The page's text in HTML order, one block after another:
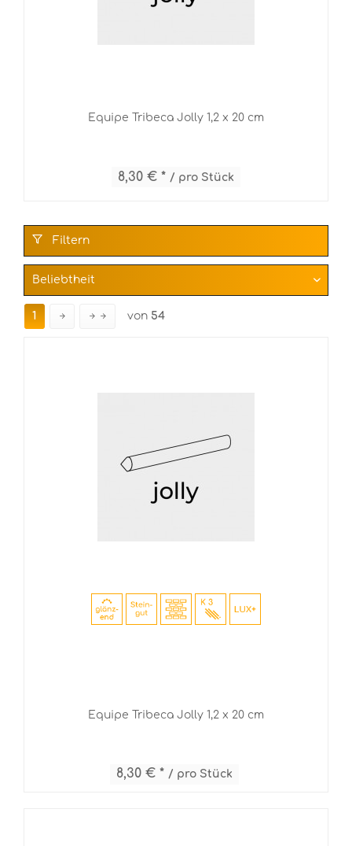
Equipe Tribeca Jolly 1,2 x 20 cm
8,30 € * / pro Stück
Filtern
1 von 54
Equipe Tribeca Jolly 1,2 x 20 cm
8,30 € * / pro Stück